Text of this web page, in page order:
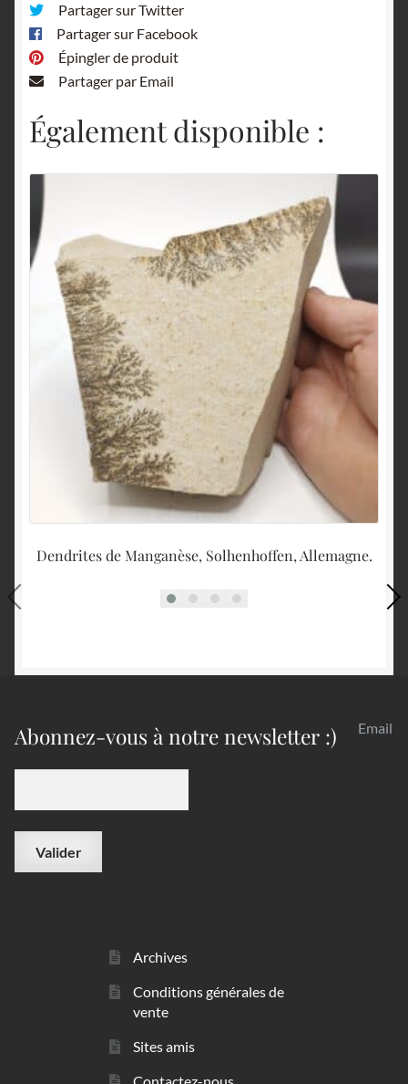
Partager sur Twitter
Partager sur Facebook
Épingler de produit
Partager par Email
Également disponible :
Dendrites de Manganèse, Solhenhoffen, Allemagne.
Abonnez-vous à notre newsletter :) Email
Archives
Conditions générales de
vente
Sites amis
Contactez-nous